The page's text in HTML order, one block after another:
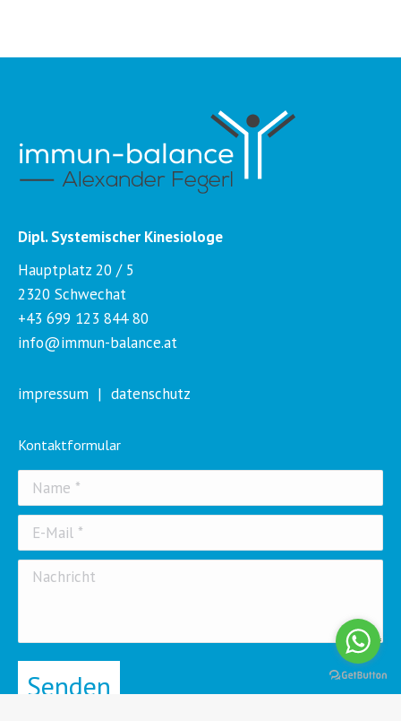
Dipl. Systemischer Kinesiologe
Hauptplatz 20 / 5
2320 Schwechat
+43 699 123 844 80
info@immun-balance.at
impressum | datenschutz
Kontaktformular
Name *
E-Mail *
Nachricht
Senden